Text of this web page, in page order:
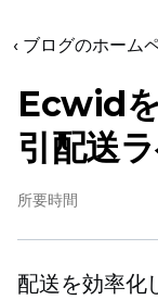
‹ ブログのホーム
Ecwid
引配送
所要時間
配送を効率化